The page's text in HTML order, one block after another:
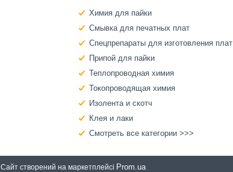
Химия для пайки
Смывка для печатных плат
Спецпрепараты для изготовления плат
Припой для пайки
Теплопроводная химия
Токопроводящая химия
Изолента и скотч
Клея и лаки
Смотреть все категории >>>
Сайт створений на маркетплейсі Prom.ua